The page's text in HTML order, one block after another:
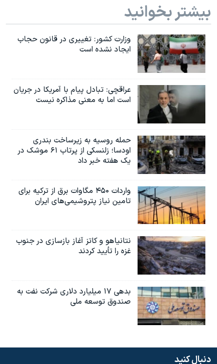
بیشتر بخوانید
وزارت کشور: تغییری در قانون حجاب
ایجاد نشده است
عراقچی: تبادل پیام با آمریکا در جریان
است اما به معنی مذاکره نیست
حمله روسیه به زیرساخت بندری
اودسا؛ زلنسکی از پرتاب ۶۱ موشک در
یک هفته خبر داد
واردات ۴۵۰ مگاوات برق از ترکیه برای
تامین نیاز پتروشیمی‌های ایران
نتانیاهو و کاتز آغاز بازسازی در جنوب
غزه را تأیید کردند
بدهی ۱۷ میلیارد دلاری شرکت نفت به
صندوق توسعه ملی
دنبال کنید